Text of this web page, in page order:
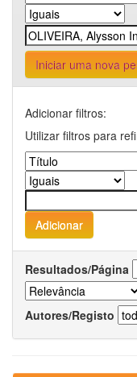
Iniciar uma nova
Adicionar filtros:
Utilizar filtros para
Resultados/Página
Autores/Registo